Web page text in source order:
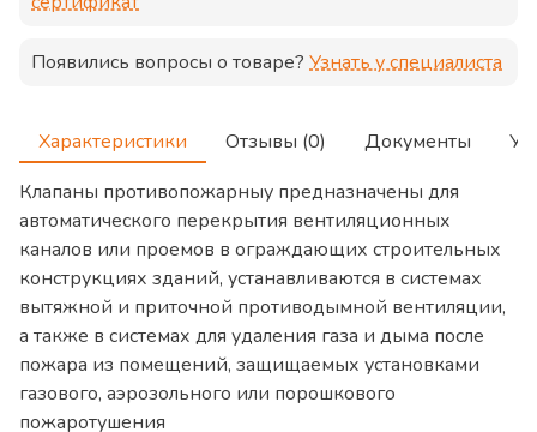
Появились вопросы о товаре? Узнать у специалиста
Характеристики Отзывы (0) Документы
Клапаны противопожарныу предназначены для
автоматического перекрытия вентиляционных
каналов или проемов в ограждающих строительных
конструкциях зданий, устанавливаются в системах
вытяжной и приточной противодымной вентиляции,
а также в системах для удаления газа и дыма после
пожара из помещений, защищаемых установками
газового, аэрозольного или порошкового
пожаротушения